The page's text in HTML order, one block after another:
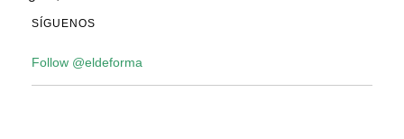
SÍGUENOS
Follow @eldeforma